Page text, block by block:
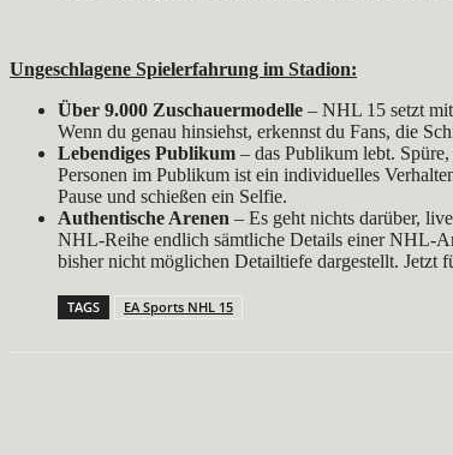
Ungeschlagene Spielerfahrung im Stadion:
Über 9.000 Zuschauermodelle – NHL 15 setzt
Wenn du genau hinsiehst, erkennst du Fans, die
Lebendiges Publikum – das Publikum lebt.
Personen im Publikum ist ein individuelles
Pause und schießen ein Selfie.
Authentische Arenen – Es geht nichts darüber,
NHL-Reihe endlich sämtliche Details einer NHL-
bisher nicht möglichen Detailtiefe dargestellt.
TAGS EA Sports NHL 15